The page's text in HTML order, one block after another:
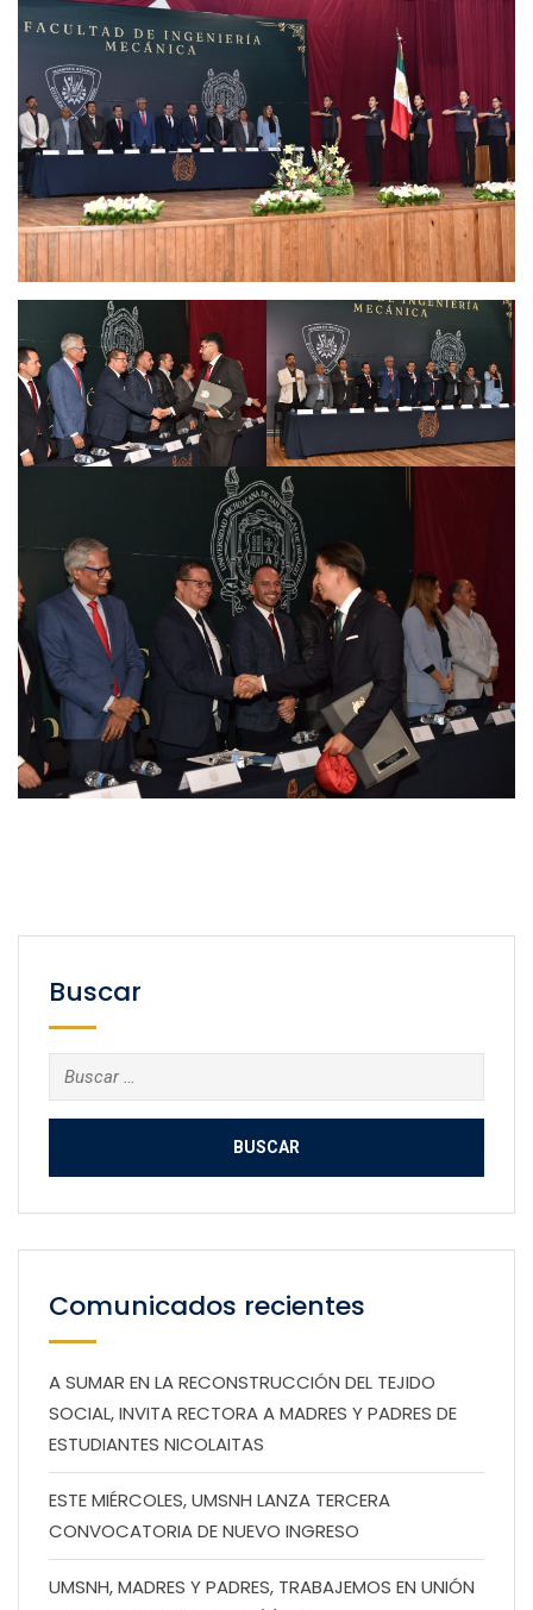
Buscar
Buscar:
Comunicados recientes
A SUMAR EN LA RECONSTRUCCIÓN DEL TEJIDO
SOCIAL, INVITA RECTORA A MADRES Y PADRES DE
ESTUDIANTES NICOLAITAS
ESTE MIÉRCOLES, UMSNH LANZA TERCERA
CONVOCATORIA DE NUEVO INGRESO
UMSNH, MADRES Y PADRES, TRABAJEMOS EN UNIÓN